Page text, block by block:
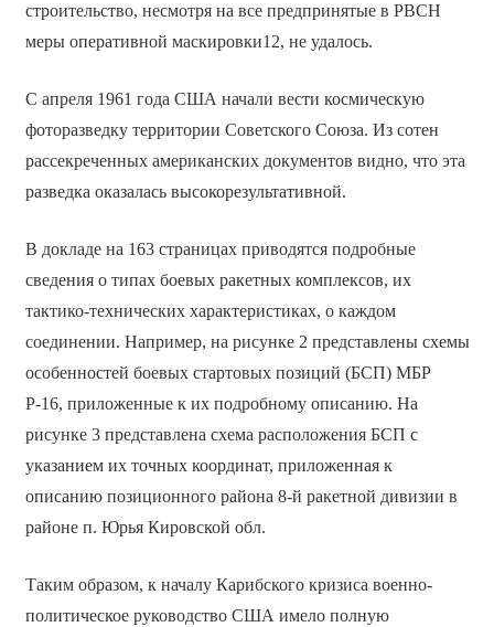
строительство, несмотря на все предпринятые в РВСН
меры оперативной маскировки12, не удалось.
С апреля 1961 года США начали вести космическую
фоторазведку территории Советского Союза. Из сотен
рассекреченных американских документов видно, что эта
разведка оказалась высокорезультативной.
В докладе на 163 страницах приводятся подробные
сведения о типах боевых ракетных комплексов, их
тактико-технических характеристиках, о каждом
соединении. Например, на рисунке 2 представлены схемы
особенностей боевых стартовых позиций (БСП) МБР
Р-16, приложенные к их подробному описанию. На
рисунке 3 представлена схема расположения БСП с
указанием их точных координат, приложенная к
описанию позиционного района 8-й ракетной дивизии в
районе п. Юрья Кировской обл.
Таким образом, к началу Карибского кризиса военно-
политическое руководство США имело полную